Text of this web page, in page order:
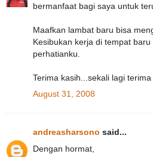
bermanfaat bagi saya untuk
Maafkan lambat baru bisa
Kesibukan kerja di tempat
perhatianku.
Terima kasih...sekali lagi terima
August 31, 2008
andreasharsono said...
Dengan hormat,